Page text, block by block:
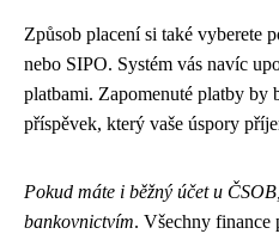
Způsob placení si také vyberete
nebo SIPO. Systém vás navíc
platbami. Zapomenuté platby by
příspěvek, který vaše úspory
Pokud máte i běžný účet u
bankovnictvím. Všechny finance